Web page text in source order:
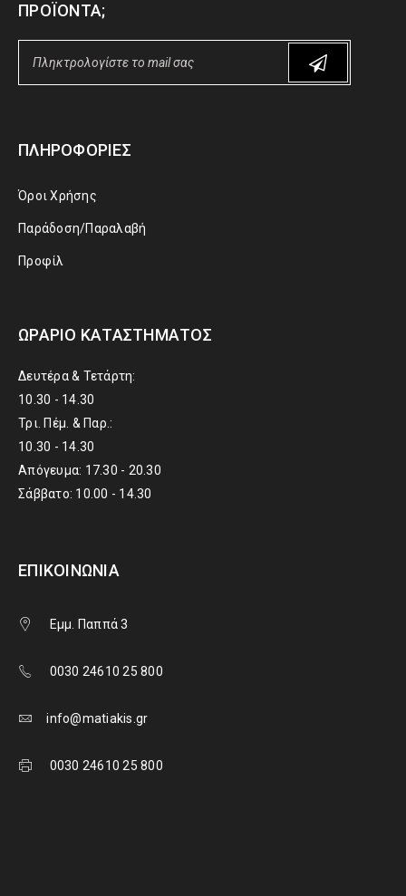
ΠΡΟΪΌΝΤΑ;
ΠΛΗΡΟΦΟΡΊΕΣ
Όροι Χρήσης
Παράδοση/Παραλαβή
Προφίλ
ΩΡΆΡΙΟ ΚΑΤΑΣΤΉΜΑΤΟΣ
Δευτέρα & Τετάρτη:
10.30 - 14.30
Τρι. Πέμ. & Παρ.:
10.30 - 14.30
Απόγευμα: 17.30 - 20.30
Σάββατο: 10.00 - 14.30
ΕΠΙΚΟΙΝΩΝΊΑ
Εμμ. Παππά 3
0030 24610 25 800
info@matiakis.gr
0030 24610 25 800